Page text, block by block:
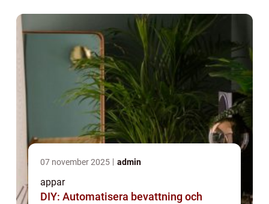
07 november 2025 admin
appar
DIY: Automatisera bevattning och